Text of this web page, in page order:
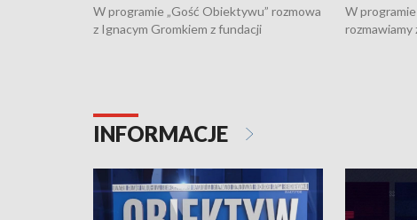
W programie „Gość Obiektywu” rozmowa
z Ignacym Gromkiem z fundacji
W
rozmawiamy
INFORMACJE